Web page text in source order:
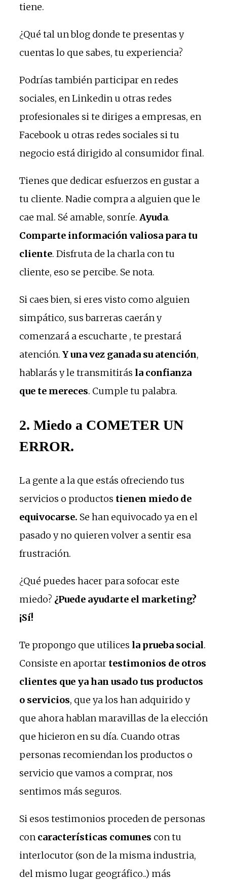
tiene.
¿Qué tal un blog donde te presentas y
cuentas lo que sabes, tu experiencia?
Podrías también participar en redes
sociales, en Linkedin u otras redes
profesionales si te diriges a empresas, en
Facebook u otras redes sociales si tu
negocio está dirigido al consumidor final.
Tienes que dedicar esfuerzos en gustar a
tu cliente. Nadie compra a alguien que le
cae mal. Sé amable, sonríe. Ayuda.
Comparte información valiosa para tu
cliente. Disfruta de la charla con tu
cliente, eso se percibe. Se nota.
Si caes bien, si eres visto como alguien
simpático, sus barreras caerán y
comenzará a escucharte , te prestará
atención. Y una vez ganada su atención,
hablarás y le transmitirás la confianza
que te mereces. Cumple tu palabra.
2. Miedo a COMETER UN
ERROR.
La gente a la que estás ofreciendo tus
servicios o productos tienen miedo de
equivocarse. Se han equivocado ya en el
pasado y no quieren volver a sentir esa
frustración.
¿Qué puedes hacer para sofocar este
miedo? ¿Puede ayudarte el marketing?
¡Sí!
Te propongo que utilices la prueba social.
Consiste en aportar testimonios de otros
clientes que ya han usado tus productos
o servicios, que ya los han adquirido y
que ahora hablan maravillas de la elección
que hicieron en su día. Cuando otras
personas recomiendan los productos o
servicio que vamos a comprar, nos
sentimos más seguros.
Si esos testimonios proceden de personas
con características comunes con tu
interlocutor (son de la misma industria,
del mismo lugar geográfico..) más